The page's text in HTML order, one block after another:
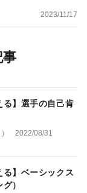
2023/11/17
事
る】選手の自己肯
2022/08/31
る】ベーシックス
）